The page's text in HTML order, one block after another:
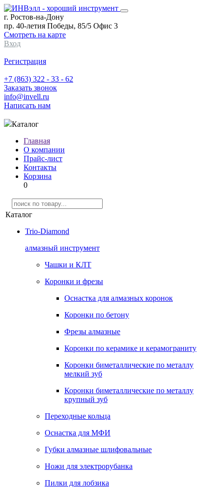
г. Ростов-на-Дону
пр. 40-летия Победы, 85/5 Офис 3
Смотреть на карте
Вход
Регистрация
+7 (863) 322 - 33 - 62
Заказать звонок
info@invell.ru
Написать нам
Каталог
Главная
О компании
Прайс-лист
Контакты
Корзина
0
Каталог
Trio-Diamond
алмазный инструмент
Чашки и КЛТ
Коронки и фрезы
Оснастка для алмазных коронок
Коронки по бетону
Фрезы алмазные
Коронки по керамике и керамограниту
Коронки биметаллические по металлу
мелкий зуб
Коронки биметаллические по металлу
крупный зуб
Переходные кольца
Оснастка для МФИ
Губки алмазные шлифовальные
Ножи для электрорубанка
Пилки для лобзика